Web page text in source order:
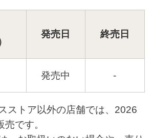
発売日 終売日
発売中 -
ストア以外の店舗では、2026
です。